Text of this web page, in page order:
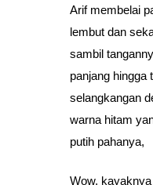
Arif membelai
lembut dan
sambil
panjang hingga
selangkangan
warna hitam
putih pahanya,
Wow,